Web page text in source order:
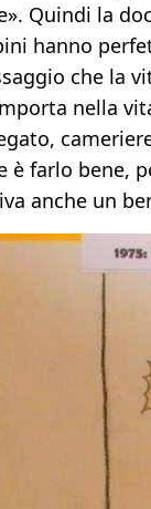
Quindi la
hanno
che la
nella
è farlo bene,
anche un